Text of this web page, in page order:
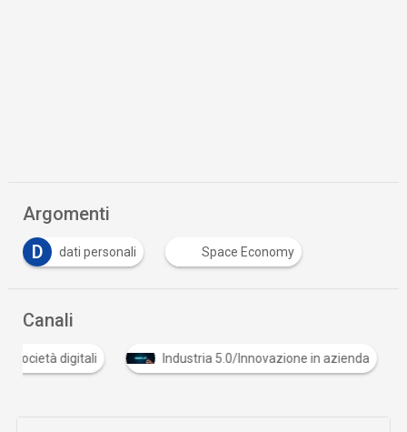
Argomenti
D
dati personali Space Economy
Canali
Cultura e società digitali Industria 5.0/